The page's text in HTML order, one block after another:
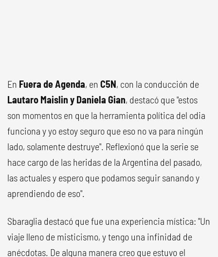
En Fuera de Agenda, en C5N, con la conducción de
Lautaro Maislin y Daniela Gian, destacó que "estos
son momentos en que la herramienta política del odia
funciona y yo estoy seguro que eso no va para ningún
lado, solamente destruye". Reflexionó que la serie se
hace cargo de las heridas de la Argentina del pasado,
las actuales y espero que podamos seguir sanando y
aprendiendo de eso".
Sbaraglia destacó que fue una experiencia mística: "Un
viaje lleno de misticismo, y tengo una infinidad de
anécdotas. De alguna manera creo que estuvo el